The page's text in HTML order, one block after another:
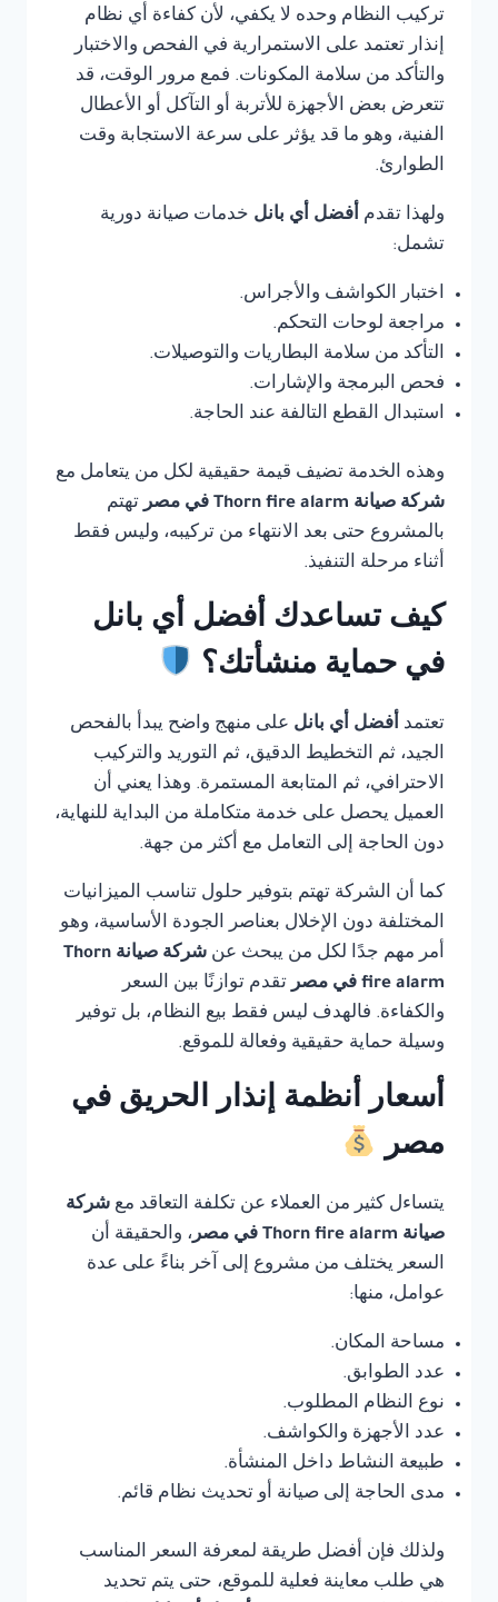
تركيب النظام وحده لا يكفي، لأن كفاءة أي نظام
إنذار تعتمد على الاستمرارية في الفحص والاختبار
والتأكد من سلامة المكونات. فمع مرور الوقت، قد
تتعرض بعض الأجهزة للأتربة أو التآكل أو الأعطال
الفنية، وهو ما قد يؤثر على سرعة الاستجابة وقت
الطوارئ.
ولهذا تقدم أفضل أي بانل خدمات صيانة دورية
تشمل:
اختبار الكواشف والأجراس.
مراجعة لوحات التحكم.
التأكد من سلامة البطاريات والتوصيلات.
فحص البرمجة والإشارات.
استبدال القطع التالفة عند الحاجة.
وهذه الخدمة تضيف قيمة حقيقية لكل من يتعامل مع
شركة صيانة Thorn fire alarm في مصر
تهتم
بالمشروع حتى بعد الانتهاء من تركيبه، وليس فقط
أثناء مرحلة التنفيذ.
كيف تساعدك أفضل أي بانل
في حماية منشأتك؟
تعتمد أفضل أي بانل على منهج واضح يبدأ بالفحص
الجيد، ثم التخطيط الدقيق، ثم التوريد والتركيب
الاحترافي، ثم المتابعة المستمرة. وهذا يعني أن
العميل يحصل على خدمة متكاملة من البداية للنهاية،
دون الحاجة إلى التعامل مع أكثر من جهة.
كما أن الشركة تهتم بتوفير حلول تناسب الميزانيات
المختلفة دون الإخلال بعناصر الجودة الأساسية، وهو
أمر مهم جدًا لكل من يبحث عن
شركة صيانة Thorn
fire alarm في مصر
تقدم توازنًا بين السعر
والكفاءة. فالهدف ليس فقط بيع النظام، بل توفير
وسيلة حماية حقيقية وفعالة للموقع.
أسعار أنظمة إنذار الحريق في
مصر
يتساءل كثير من العملاء عن تكلفة التعاقد مع شركة
صيانة Thorn fire alarm في مصر
، والحقيقة أن
السعر يختلف من مشروع إلى آخر بناءً على عدة
عوامل، منها:
مساحة المكان.
عدد الطوابق.
نوع النظام المطلوب.
عدد الأجهزة والكواشف.
طبيعة النشاط داخل المنشأة.
مدى الحاجة إلى صيانة أو تحديث نظام قائم.
ولذلك فإن أفضل طريقة لمعرفة السعر المناسب
هي طلب معاينة فعلية للموقع، حتى يتم تحديد